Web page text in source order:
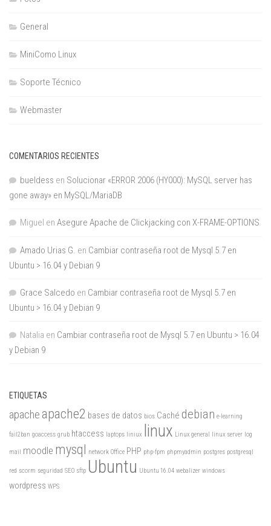
General
MiniComo Linux
Soporte Técnico
Webmaster
COMENTARIOS RECIENTES
bueldess en Solucionar «ERROR 2006 (HY000): MySQL server has
gone away» en MySQL/MariaDB
Miguel en Asegure Apache de Clickjacking con X-FRAME-OPTIONS
Amado Urias G. en Cambiar contraseña root de Mysql 5.7 en
Ubuntu > 16.04 y Debian 9
Grace Salcedo en Cambiar contraseña root de Mysql 5.7 en
Ubuntu > 16.04 y Debian 9
Natalia en Cambiar contraseña root de Mysql 5.7 en Ubuntu > 16.04
y Debian 9
ETIQUETAS
apache apache2 bases de datos bios Caché debian e-learning
fail2ban goaccess grub htaccess laptops liniux linux Linux general linux server log
mail moodle mysql network Office PHP php-fpm phpmyadmin postgres postgresql
red scorm seguridad SEO sftp Ubuntu Ubuntu 16.04 webalizer windows
wordpress WPS